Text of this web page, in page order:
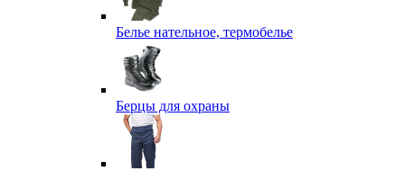
Белье нательное, термобелье
Берцы для охраны